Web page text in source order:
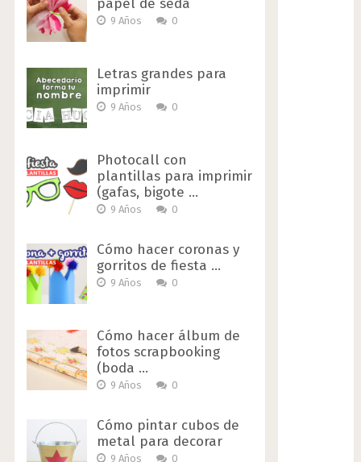
9 Años 0
Letras grandes para
imprimir
9 Años 0
Photocall con
plantillas para imprimir
(gafas, bigote …
9 Años 0
Cómo hacer coronas y
gorritos de fiesta …
9 Años 0
Cómo hacer álbum de
fotos scrapbooking
(boda …
9 Años 0
Cómo pintar cubos de
metal para decorar
9 Años 0